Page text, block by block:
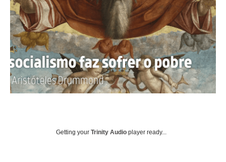
Getting your Trinity Audio player ready...